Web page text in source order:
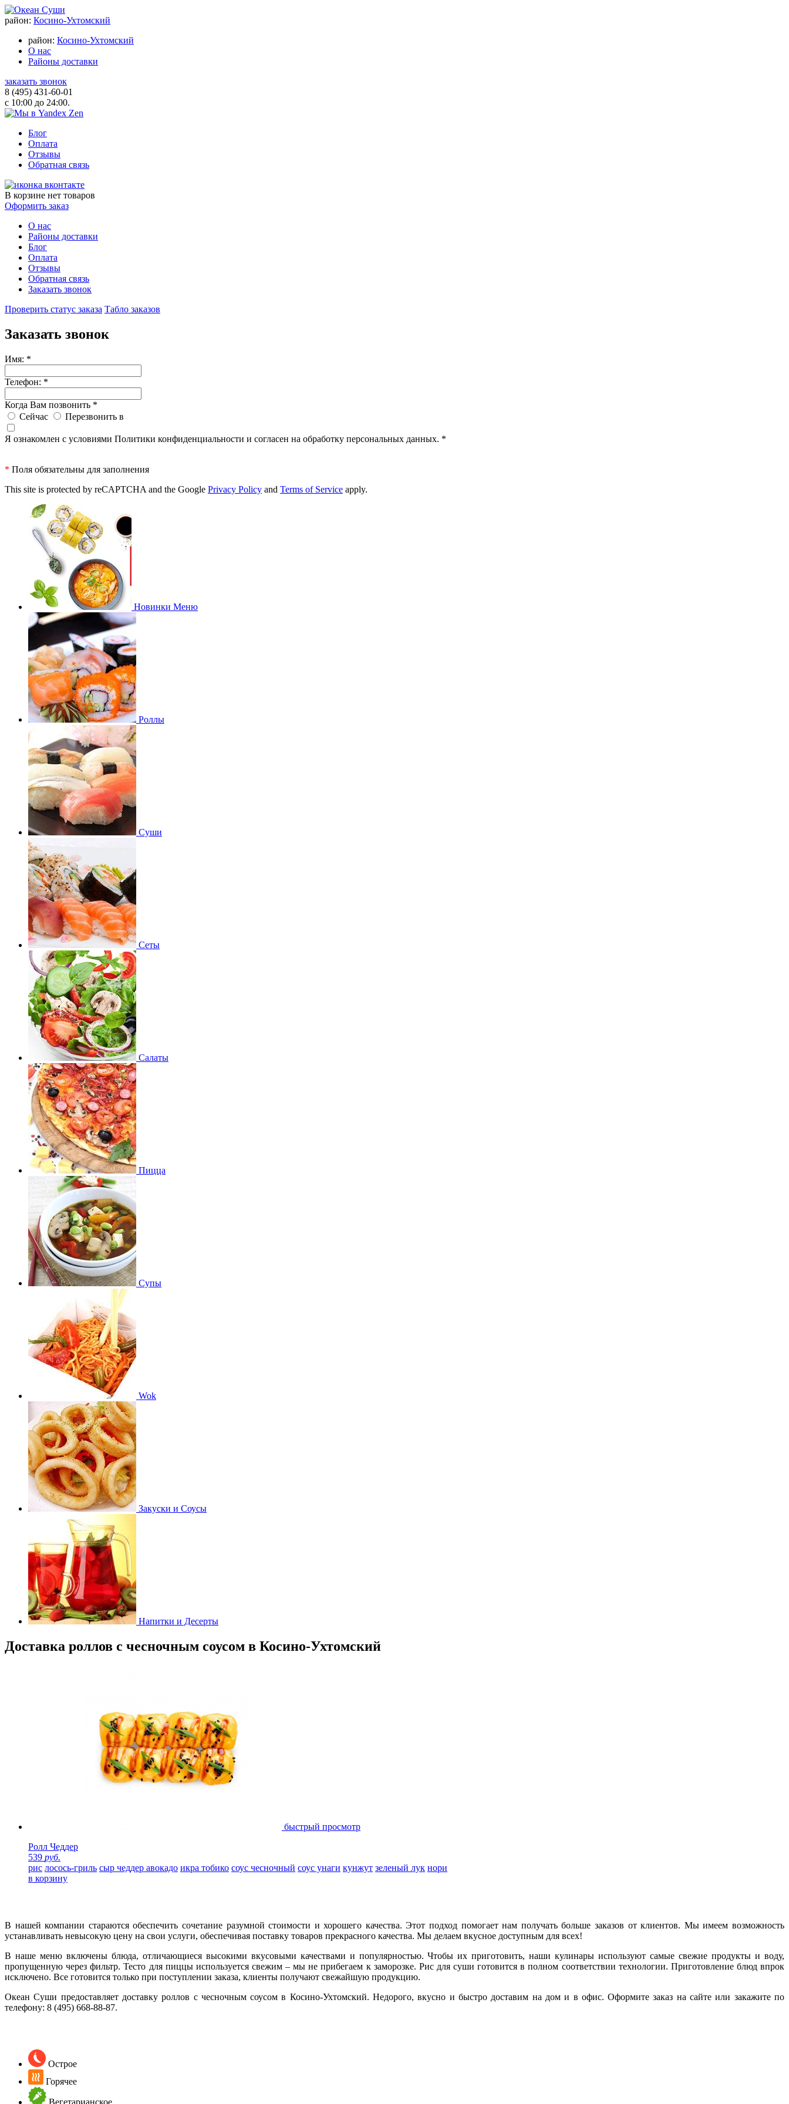
район: Косино-Ухтомский
район: Косино-Ухтомский
О нас
Районы доставки
заказать звонок
8 (495) 431-60-01
с 10:00 до 24:00.
Блог
Оплата
Отзывы
Обратная связь
В корзине нет товаров
Оформить заказ
О нас
Районы доставки
Блог
Оплата
Отзывы
Обратная связь
Заказать звонок
Проверить статус заказа Табло заказов
Заказать звонок
Имя: *
Телефон: *
Когда Вам позвонить *
Сейчас
Перезвонить в
Я ознакомлен с условиями Политики конфиденциальности и согласен на обработку персональных данных. *
* Поля обязательны для заполнения
This site is protected by reCAPTCHA and the Google Privacy Policy and Terms of Service apply.
Новинки Меню
Роллы
Суши
Сеты
Салаты
Пицца
Супы
Wok
Закуски и Соусы
Напитки и Десерты
Доставка роллов с чесночным соусом в Косино-Ухтомский
быстрый просмотр
Ролл Чеддер
539 руб.
рис лосось-гриль сыр чеддер авокадо икра тобико соус чесночный соус унаги кунжут зеленый лук нори
в корзину
В нашей компании стараются обеспечить сочетание разумной стоимости и хорошего качества. Этот подход помогает нам получать больше заказов от клиентов. Мы имеем возможность
устанавливать невысокую цену на свои услуги, обеспечивая поставку товаров прекрасного качества. Мы делаем вкусное доступным для всех!
В наше меню включены блюда, отличающиеся высокими вкусовыми качествами и популярностью. Чтобы их приготовить, наши кулинары используют самые свежие продукты и воду,
пропущенную через фильтр. Тесто для пиццы используется свежим – мы не прибегаем к заморозке. Рис для суши готовится в полном соответствии технологии. Приготовление блюд впрок
исключено. Все готовится только при поступлении заказа, клиенты получают свежайшую продукцию.
Океан Суши предоставляет доставку роллов с чесночным соусом в Косино-Ухтомский. Недорого, вкусно и быстро доставим на дом и в офис. Оформите заказ на сайте или закажите по
телефону: 8 (495) 668-88-87.
Острое
Горячее
Вегетарианское